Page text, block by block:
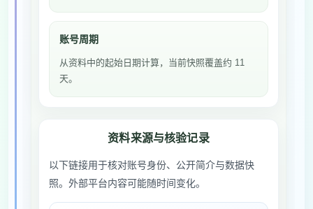
账号周期
从资料中的起始日期计算，当前快照覆盖约 11
天。
资料来源与核验记录
以下链接用于核对账号身份、公开简介与数据快
照。外部平台内容可能随时间变化。